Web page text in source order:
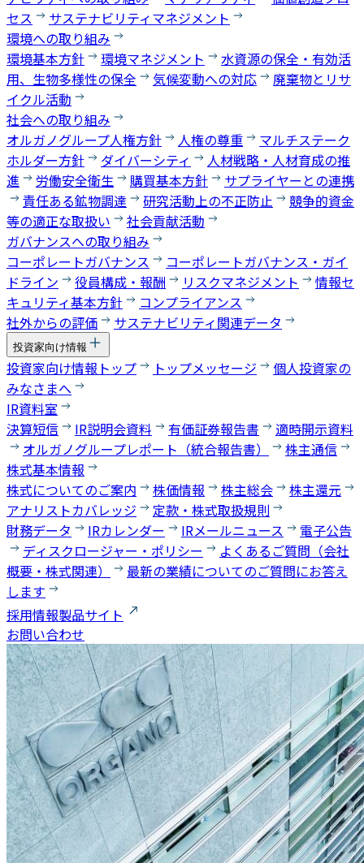
セス
サステナビリティマネジメント
環境への取り組み
環境基本方針
環境マネジメント
水資源の保全・有効活
用、生物多様性の保全
気候変動への対応
廃棄物とリサ
イクル活動
社会への取り組み
オルガノグループ人権方針
人権の尊重
マルチステーク
ホルダー方針
ダイバーシティ
人材戦略・人材育成の推
進
労働安全衛生 購買基本方針
サプライヤーとの連携
責任ある鉱物調達
研究活動上の不正防止
競争的資金
等の適正な取扱い
社会貢献活動
ガバナンスへの取り組み
コーポレートガバナンス
コーポレートガバナンス・ガイ
ドライン
役員構成・報酬 リスクマネジメント
情報セ
キュリティ基本方針
コンプライアンス
社外からの評価
サステナビリティ関連データ
投資家向け情報
投資家向け情報トップ トップメッセージ
個人投資家の
みなさまへ
IR資料室
決算短信
IR説明会資料 有価証券報告書
適時開示資料
オルガノグループレポート（統合報告書）
株主通信
株式基本情報
株式についてのご案内
株価情報 株主総会
株主還元
アナリストカバレッジ
定款・株式取扱規則
財務データ
IRカレンダー IRメールニュース
電子公告
ディスクロージャー・ポリシー
よくあるご質問（会社
概要・株式関連）
最新の業績についてのご質問にお答え
します
採用情報製品サイト
お問い合わせ